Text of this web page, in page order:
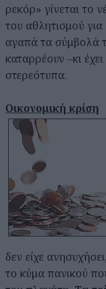
ρεκόρ» γίνεται το
του αθλητισμού
αγαπά τα σύμβολά
καταρρέουν –κι
στερεότυπα.
Οικονομική κρίση
δεν είχε
το κύμα πανικού